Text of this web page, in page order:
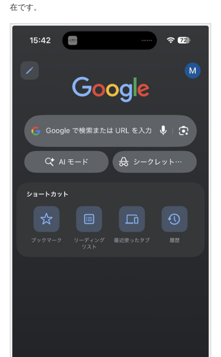
在です。